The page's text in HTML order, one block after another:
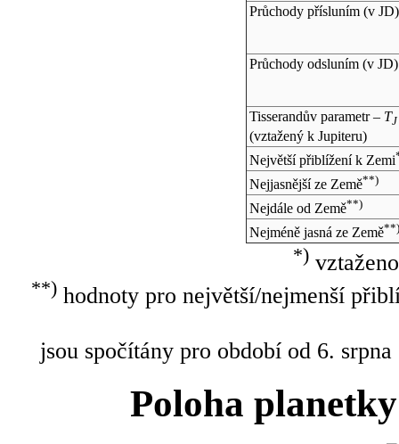
Průchody přísluním (v JD)
Průchody odsluním (v JD)
Tisserandův parametr – TJ
(vztažený k Jupiteru)
Největší přiblížení k Zemi
Nejjasnější ze Země**)
Nejdále od Země**)
Nejméně jasná ze Země**)
*)
**)hodnoty pro největší/nejmenší
jsou spočítány pro období od 6.
Poloha